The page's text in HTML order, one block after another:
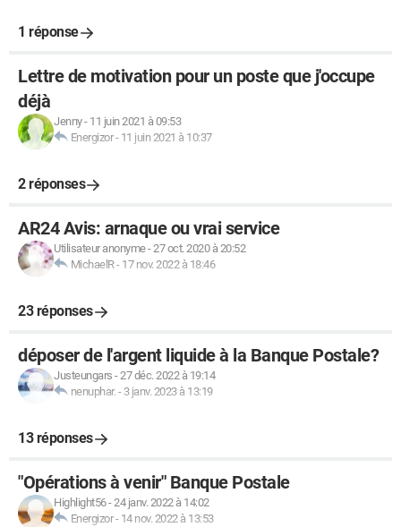
1 réponse
Lettre de motivation pour un poste que j'occupe
déjà
Jenny- 11 juin 2021 à 09:53
Energizor- 11 juin 2021 à 10:37
2 réponses
AR24 Avis: arnaque ou vrai service
Utilisateur anonyme-27 oct. 2020 à 20:52
MichaelR- 17 nov. 2022 à 18:46
23 réponses
déposer de l'argent liquide à la Banque Postale?
Justeungars -27 déc. 2022 à 19:14
nenuphar. - 3 janv. 2023 à 13:19
13 réponses
"Opérations à venir" Banque Postale
Highlight56-24 janv. 2022 à 14:02
Energizor- 14 nov. 2022 à 13:53